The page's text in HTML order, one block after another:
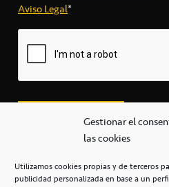
Gestionar el
las cookies
Utilizamos cookies propias y de terceros
publicidad personalizada en base a un
Aviso Legal*